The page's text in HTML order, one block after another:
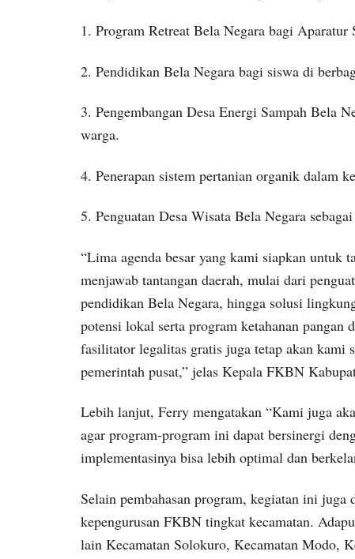
1. Program Retreat Bela Negara bagi
2. Pendidikan Bela Negara bagi siswa di
3. Pengembangan Desa Energi Sampah Bela
warga.
4. Penerapan sistem pertanian organik dalam
5. Penguatan Desa Wisata Bela Negara
“Lima agenda besar yang kami siapkan untuk
menjawab tantangan daerah, mulai dari
pendidikan Bela Negara, hingga solusi
potensi lokal serta program ketahanan pangan
fasilitator legalitas gratis juga tetap akan kami
pemerintah pusat,” jelas Kepala FKBN
Lebih lanjut, Ferry mengatakan “Kami juga
agar program-program ini dapat bersinergi
implementasinya bisa lebih optimal dan
Selain pembahasan program, kegiatan ini juga
kepengurusan FKBN tingkat kecamatan.
lain Kecamatan Solokuro, Kecamatan Modo,